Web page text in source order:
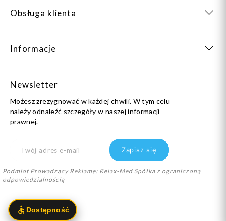
Obsługa klienta
Informacje
Newsletter
Możesz zrezygnować w każdej chwili. W tym celu
należy odnaleźć szczegóły w naszej informacji
prawnej.
Podmiot Prowadzący Reklamę: Relax-Med Spółka z ograniczoną
odpowiedzialnością